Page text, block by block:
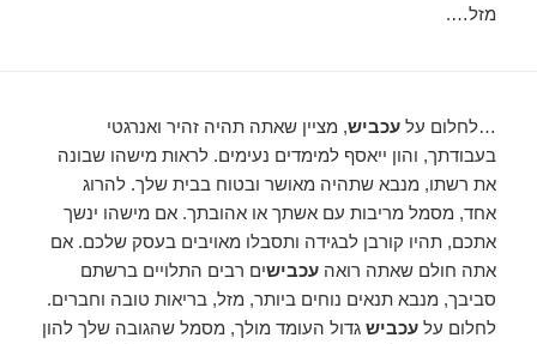
מזל….
…לחלום עלעכביש, מציין שאתה תהיה זהיר ואנרגטי
בעבודתך, והון ייאסף למימדים נעימים. לראות מישהו שבונה
את רשתו, מנבא שתהיה מאושר ובטוח בבית שלך. להרוג
אחד, מסמל מריבות עם אשתך או אהובתך. אם מישהו ינשך
אתכם, תהיו קורבן לבגידה ותסבלו מאויבים בעסק שלכם. אם
אתה חולם שאתה רואהעכבישים רבים התלויים ברשתם
סביבך, מנבא תנאים נוחים ביותר, מזל, בריאות טובה וחברים.
לחלום עלעכביש גדול העומד מולך, מסמל שהגובה שלך להון